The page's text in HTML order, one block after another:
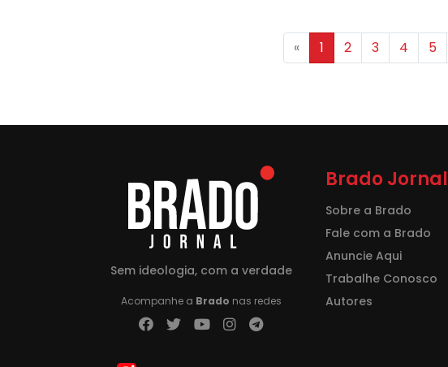
« 1 2 3 4 5
Sem ideologia, com a verdade
Acompanhe a Brado nas redes
Brado Jornal
Sobre a Brado
Fale com a Brado
Anuncie Aqui
Trabalhe Conosco
Autores